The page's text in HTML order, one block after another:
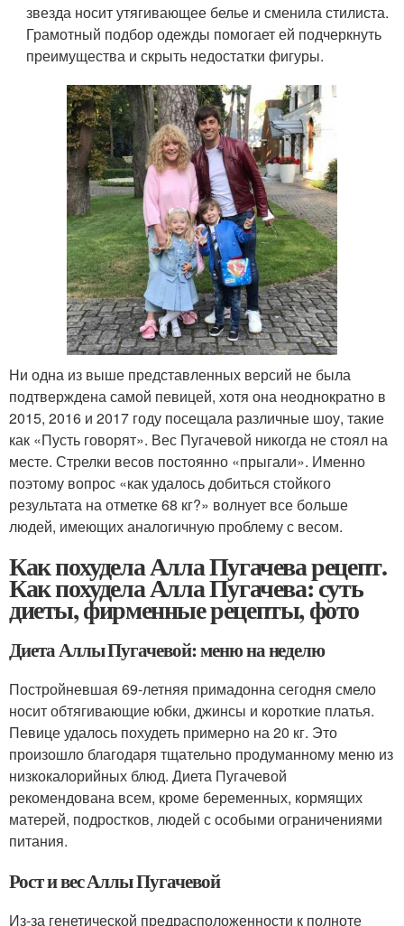
звезда носит утягивающее белье и сменила стилиста.
Грамотный подбор одежды помогает ей подчеркнуть
преимущества и скрыть недостатки фигуры.
Ни одна из выше представленных версий не была
подтверждена самой певицей, хотя она неоднократно в
2015, 2016 и 2017 году посещала различные шоу, такие
как «Пусть говорят». Вес Пугачевой никогда не стоял на
месте. Стрелки весов постоянно «прыгали». Именно
поэтому вопрос «как удалось добиться стойкого
результата на отметке 68 кг?» волнует все больше
людей, имеющих аналогичную проблему с весом.
Как похудела Алла Пугачева рецепт.
Как похудела Алла Пугачева: суть
диеты, фирменные рецепты, фото
Диета Аллы Пугачевой: меню на неделю
Постройневшая 69-летняя примадонна сегодня смело
носит обтягивающие юбки, джинсы и короткие платья.
Певице удалось похудеть примерно на 20 кг. Это
произошло благодаря тщательно продуманному меню из
низкокалорийных блюд. Диета Пугачевой
рекомендована всем, кроме беременных, кормящих
матерей, подростков, людей с особыми ограничениями
питания.
Рост и вес Аллы Пугачевой
Из-за генетической предрасположенности к полноте